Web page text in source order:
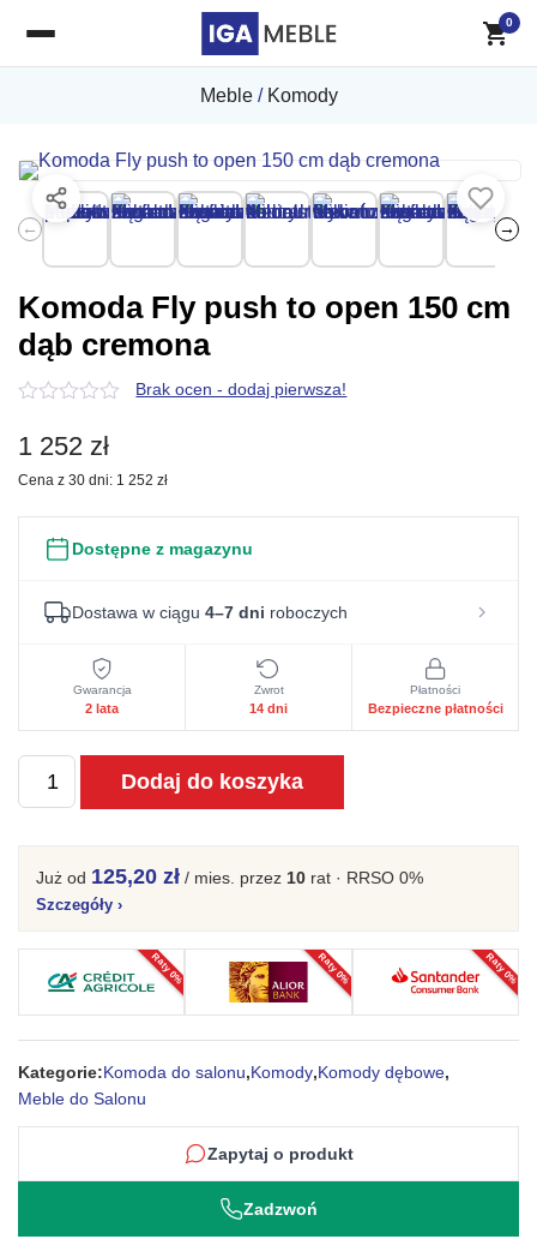
Meble/ Komody
← →
Komoda Fly push to open 150 cm
dąb cremona
z
5
Brak ocen - dodaj pierwsza!
1 252 zł
Cena z 30 dni: 1 252 zł
Dostępne z magazynu
Dostawa w ciągu 4–7 dni roboczych
Gwarancja
2 lata
Zwrot
14 dni
Płatności
Bezpieczne płatności
ilość
Komoda
push
cremona
Dodaj do koszyka
Już od 125,20 zł / mies. przez 10 rat · RRSO 0%
Szczegóły ›
Raty 0% Raty 0% Raty 0%
Kategorie:Komoda do salonu,Komody,Komody dębowe,
Meble do Salonu
Zapytaj o produkt
Zadzwoń
0